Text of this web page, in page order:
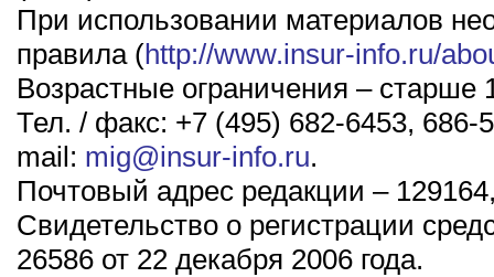
При использовании материалов
правила (http://www.insur-info.ru/
Возрастные ограничения – старше
Тел. / факс: +7 (495) 682-6453, 686-
mail: mig@insur-info.ru.
Почтовый адрес редакции –
Свидетельство о регистрации
26586 от 22 декабря 2006 года.